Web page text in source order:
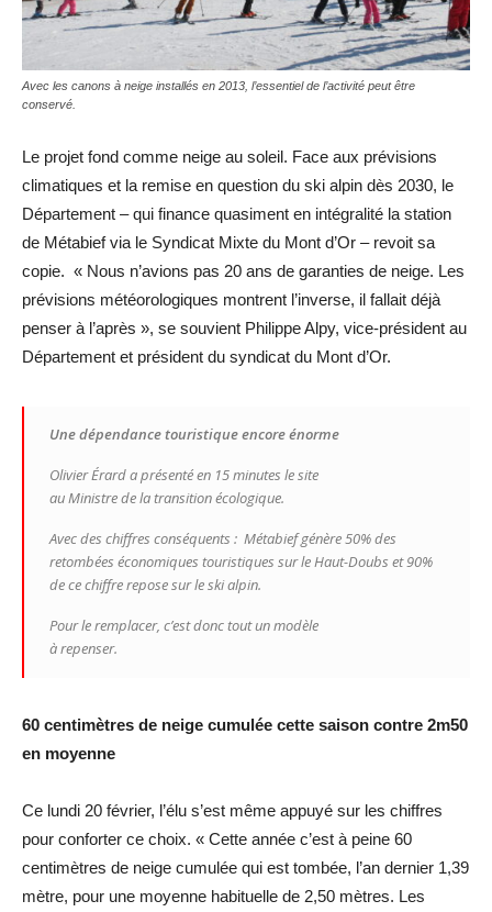
Avec les canons à neige installés en 2013, l’essentiel de l’activité peut être
conservé.
Le projet fond comme neige au soleil. Face aux prévisions
climatiques et la remise en question du ski alpin dès 2030, le
Département – qui finance quasiment en intégralité la station
de Métabief via le Syndicat Mixte du Mont d’Or – revoit sa
copie. « Nous n’avions pas 20 ans de garanties de neige. Les
prévisions météorologiques montrent l’inverse, il fallait déjà
penser à l’après », se souvient Philippe Alpy, vice-président au
Département et président du syndicat du Mont d’Or.
Une dépendance touristique encore énorme
Olivier Érard a présenté en 15 minutes le site
au Ministre de la transition écologique.
Avec des chiffres conséquents : Métabief génère 50% des
retombées économiques touristiques sur le Haut-Doubs et 90%
de ce chiffre repose sur le ski alpin.
Pour le remplacer, c’est donc tout un modèle
à repenser.
60 centimètres de neige cumulée cette saison contre 2m50
en moyenne
Ce lundi 20 février, l’élu s’est même appuyé sur les chiffres
pour conforter ce choix. « Cette année c’est à peine 60
centimètres de neige cumulée qui est tombée, l’an dernier 1,39
mètre, pour une moyenne habituelle de 2,50 mètres. Les